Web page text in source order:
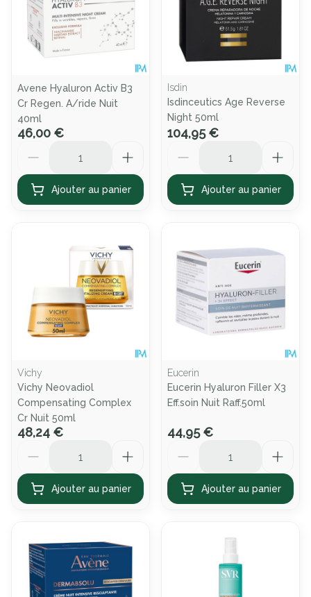
Avene Hyaluron Activ B3
Cr Regen. A/ride Nuit
40ml
46,00 €
Ajouter au panier
Isdin
Isdinceutics Age Reverse
Night 50ml
104,95 €
Ajouter au panier
Vichy
Vichy Neovadiol
Compensating Complex
Cr Nuit 50ml
48,24 €
Ajouter au panier
Eucerin
Eucerin Hyaluron Filler X3
Eff.soin Nuit Raff.50ml
44,95 €
Ajouter au panier